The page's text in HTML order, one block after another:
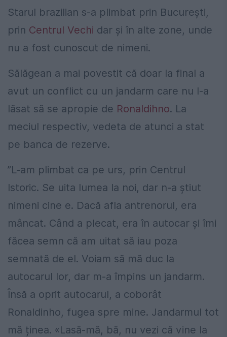
Starul brazilian s-a plimbat prin București,
prin Centrul Vechi dar și în alte zone, unde
nu a fost cunoscut de nimeni.
Sălăgean a mai povestit că doar la final a
avut un conflict cu un jandarm care nu l-a
lăsat să se apropie de Ronaldihno. La
meciul respectiv, vedeta de atunci a stat
pe banca de rezerve.
”L-am plimbat ca pe urs, prin Centrul
Istoric. Se uita lumea la noi, dar n-a știut
nimeni cine e. Dacă afla antrenorul, era
mâncat. Când a plecat, era în autocar și îmi
făcea semn că am uitat să iau poza
semnată de el. Voiam să mă duc la
autocarul lor, dar m-a împins un jandarm.
Însă a oprit autocarul, a coborât
Ronaldinho, fugea spre mine. Jandarmul tot
mă ținea. «Lasă-mă, bă, nu vezi că vine la